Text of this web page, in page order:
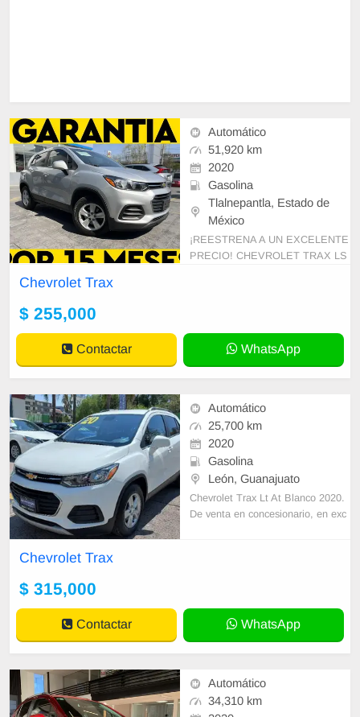
Automático
51,920 km
2020
Gasolina
Tlalnepantla, Estado de
México
¡REESTRENA A UN EXCELENTE
PRECIO! CHEVROLET TRAX LS
Chevrolet Trax
$ 255,000
Contactar WhatsApp
Automático
25,700 km
2020
Gasolina
León, Guanajuato
Chevrolet Trax Lt At Blanco 2020.
De venta en concesionario, en exc
Chevrolet Trax
$ 315,000
Contactar WhatsApp
Automático
34,310 km